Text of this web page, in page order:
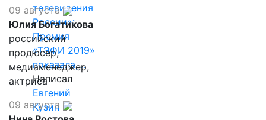
телевидения
России»:
Премия
«ТЭФИ 2019»
показала,…
Написал
Евгений
Кузин
09 августа
Юлия Богатикова
российский
продюсер,
медиаменеджер,
актриса
09 августа